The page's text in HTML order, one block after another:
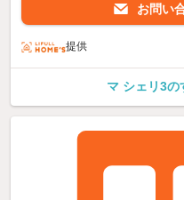
お問い
提供
マ シェリ3の